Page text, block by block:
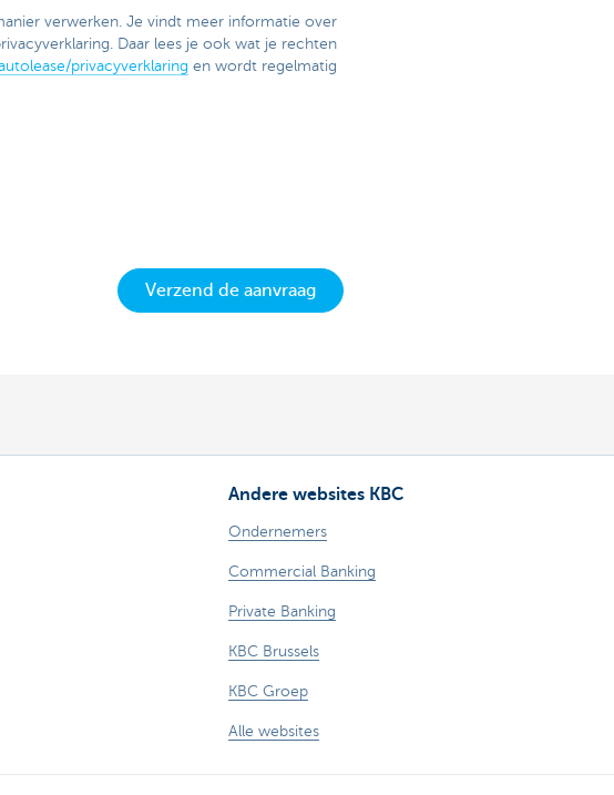
verwerken. Je vindt meer informatie over
Daar lees je ook wat je rechten
privacyverklaring en wordt regelmatig
Verzend de aanvraag
Andere websites KBC
Ondernemers
Commercial Banking
Private Banking
KBC Brussels
KBC Groep
Alle websites